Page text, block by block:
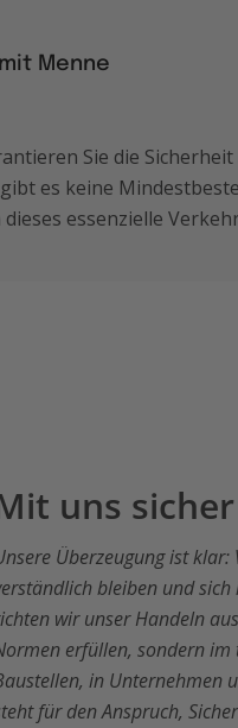
Menne
Sie die
es keine
essenzielle
uns
Überzeugung ist
bleiben und
wir unser Handeln
erfüllen, sondern im
in Unternehmen
für den Anspruch,